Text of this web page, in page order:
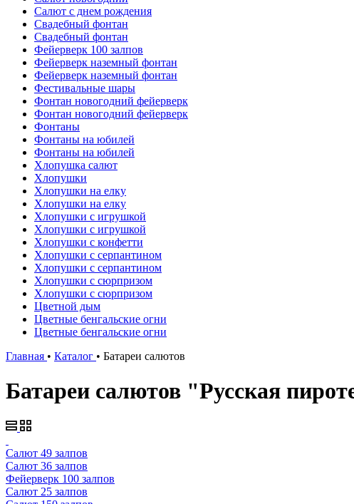
Салют с днем рождения
Свадебный фонтан
Свадебный фонтан
Фейерверк 100 залпов
Фейерверк наземный фонтан
Фейерверк наземный фонтан
Фестивальные шары
Фонтан новогодний фейерверк
Фонтан новогодний фейерверк
Фонтаны
Фонтаны на юбилей
Фонтаны на юбилей
Хлопушка салют
Хлопушки
Хлопушки на елку
Хлопушки на елку
Хлопушки с игрушкой
Хлопушки с игрушкой
Хлопушки с конфетти
Хлопушки с серпантином
Хлопушки с серпантином
Хлопушки с сюрпризом
Хлопушки с сюрпризом
Цветной дым
Цветные бенгальские огни
Цветные бенгальские огни
Главная • Каталог • Батареи салютов
Батареи салютов "Русская
Салют 49 залпов
Салют 36 залпов
Фейерверк 100 залпов
Салют 25 залпов